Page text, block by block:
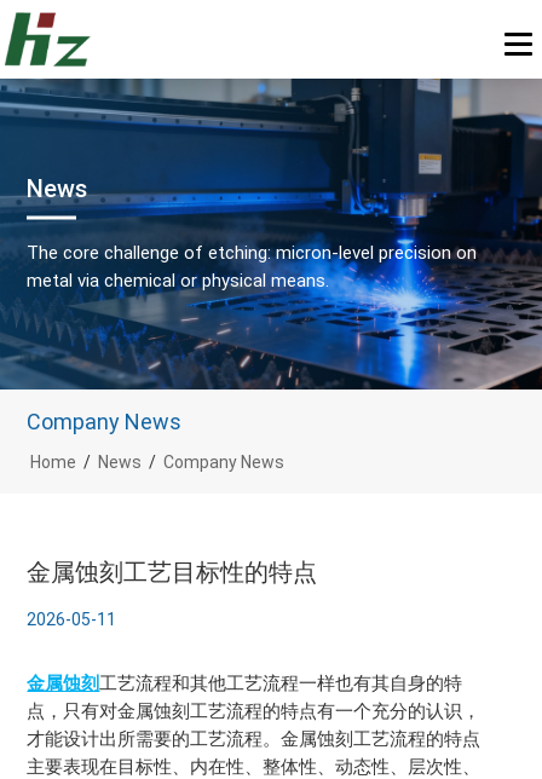
News
The core challenge of etching: micron-level precision on
metal via chemical or physical means.
Company News
Home / News / Company News
金属蚀刻工艺目标性的特点
2026-05-11
金属蚀刻工艺流程和其他工艺流程一样也有其自身的特
点，只有对金属蚀刻工艺流程的特点有一个充分的认识，
才能设计出所需要的工艺流程。金属蚀刻工艺流程的特点
主要表现在目标性、内在性、整体性、动态性、层次性、